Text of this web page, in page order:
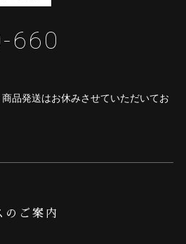
660
品発送はお休みさせていただいてお
ご案内